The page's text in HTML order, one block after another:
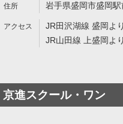
岩手県盛岡市盛岡
JR田沢湖線 盛岡よ
JR山田線 上盛岡よ
京進スクール・ワン